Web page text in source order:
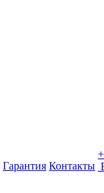
Гарантия Контакты
+